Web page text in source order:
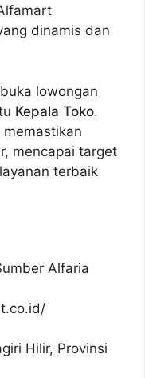
dinamis dan
lowongan
Kepala Toko.
mencapai target
terbaik
Alfaria
Hilir, Provinsi